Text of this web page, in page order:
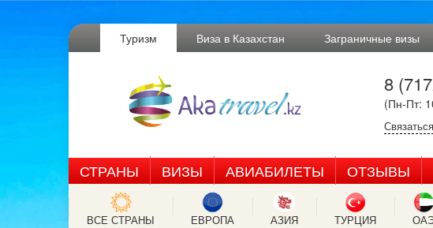
Туризм Виза в Казахстан Заграничные визы
8
(Пн-Пт:
СТРАНЫ ВИЗЫ АВИАБИЛЕТЫ ОТЗЫВЫ
ВСЕ СТРАНЫ ЕВРОПА АЗИЯ ТУРЦИЯ